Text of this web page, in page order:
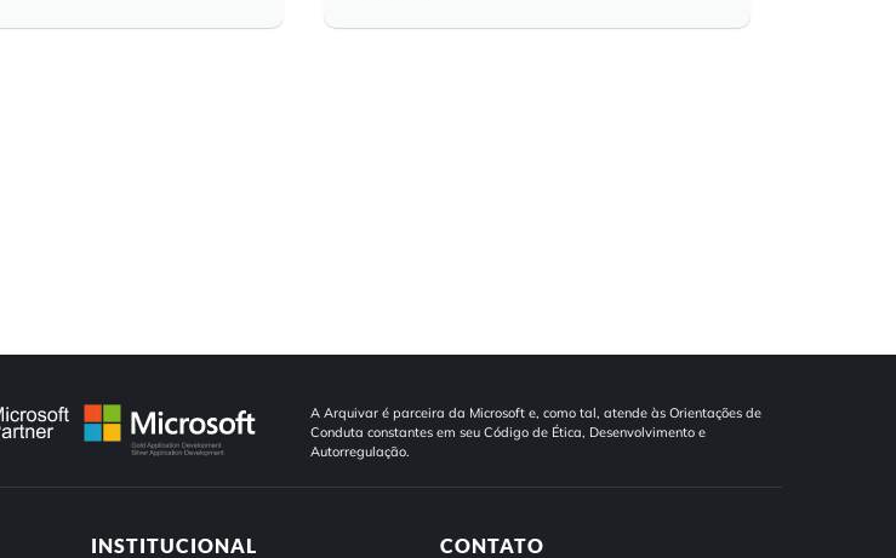
A Arquivar é parceira da Microsoft e, como tal, atende às Orientações de
Conduta constantes em seu Código de Ética, Desenvolvimento e
Autorregulação.
INSTITUCIONAL CONTATO